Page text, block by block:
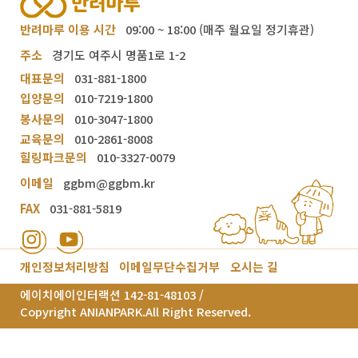
반려마루 이용 시간
09:00 ~ 18:00 (매주 월요일 정기휴관)
주소
경기도 여주시 명품1로 1-2
대표문의
031-881-1800
입양문의
010-7219-1800
봉사문의
010-3047-1800
교육문의
010-2861-8008
힐링파크문의
010-3327-0079
이메일
ggbm@ggbm.kr
FAX
031-881-5819
개인정보처리방침 이메일무단수집거부
오시는 길
에이치에이인터랙션 142-81-48103 /
Copyright ANIANPARK.All Right Reserved.